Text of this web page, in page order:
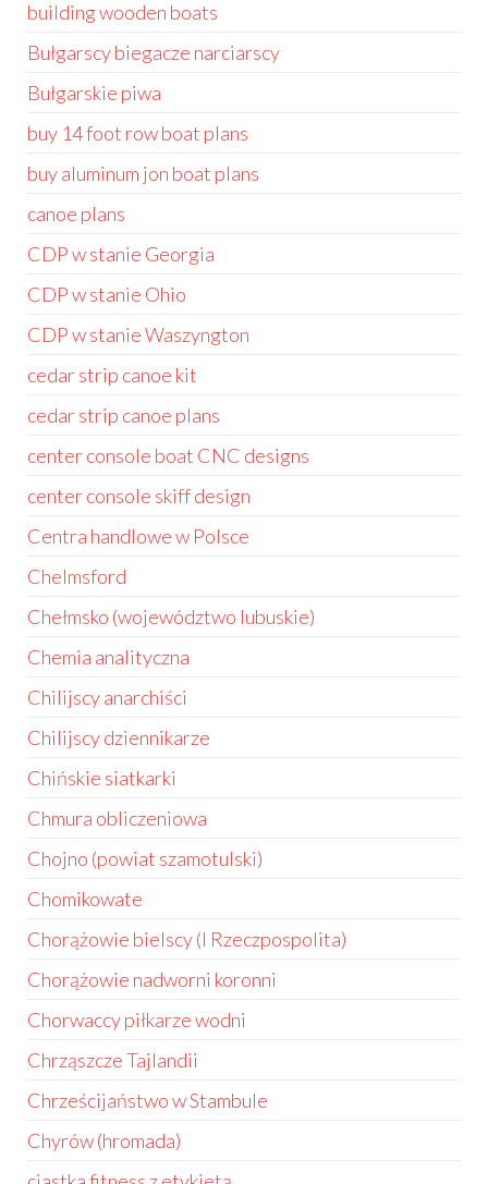
building wooden boats
Bułgarscy biegacze narciarscy
Bułgarskie piwa
buy 14 foot row boat plans
buy aluminum jon boat plans
canoe plans
CDP w stanie Georgia
CDP w stanie Ohio
CDP w stanie Waszyngton
cedar strip canoe kit
cedar strip canoe plans
center console boat CNC designs
center console skiff design
Centra handlowe w Polsce
Chelmsford
Chełmsko (województwo lubuskie)
Chemia analityczna
Chilijscy anarchiści
Chilijscy dziennikarze
Chińskie siatkarki
Chmura obliczeniowa
Chojno (powiat szamotulski)
Chomikowate
Chorążowie bielscy (I Rzeczpospolita)
Chorążowie nadworni koronni
Chorwaccy piłkarze wodni
Chrząszcze Tajlandii
Chrześcijaństwo w Stambule
Chyrów (hromada)